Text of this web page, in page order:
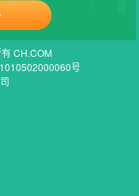
CH.COM
号